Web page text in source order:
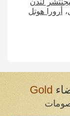
أرورا هوتل
Gold